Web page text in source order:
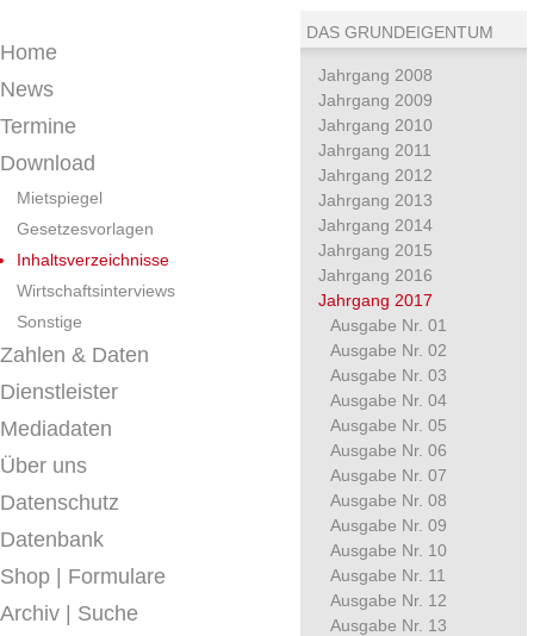
Home
News
Termine
Download
Mietspiegel
Gesetzesvorlagen
Inhaltsverzeichnisse
Wirtschaftsinterviews
Sonstige
Zahlen & Daten
Dienstleister
Mediadaten
Über uns
Datenschutz
Datenbank
Shop | Formulare
Archiv | Suche
DAS GRUNDEIGENTUM
Jahrgang 2008
Jahrgang 2009
Jahrgang 2010
Jahrgang 2011
Jahrgang 2012
Jahrgang 2013
Jahrgang 2014
Jahrgang 2015
Jahrgang 2016
Jahrgang 2017
Ausgabe Nr. 01
Ausgabe Nr. 02
Ausgabe Nr. 03
Ausgabe Nr. 04
Ausgabe Nr. 05
Ausgabe Nr. 06
Ausgabe Nr. 07
Ausgabe Nr. 08
Ausgabe Nr. 09
Ausgabe Nr. 10
Ausgabe Nr. 11
Ausgabe Nr. 12
Ausgabe Nr. 13